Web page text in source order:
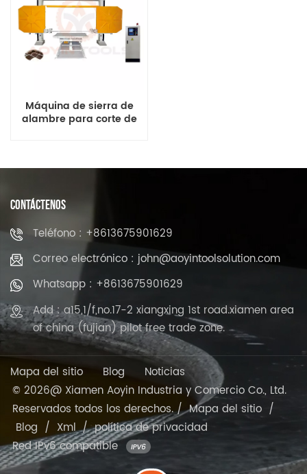
Máquina de sierra de
alambre para corte de
CONTÁCTENOS
Teléfono : +8613675901629
Correo electrónico : john@aoyintoolsolution.com
Whatsapp : +8613675901629
Add : a15,1/f,no.17-2 xiangxing 1st road.xiamen area
of china (fujian) pilot free trade zone.
Mapa del sitio Blog
Noticias
© 2026@ Xiamen Aoyin Industria y Comercio Co., Ltd.
Reservados todos los derechos. /Mapa del sitio /
Blog / Xml/política de privacidad
Red IPv6 compatible